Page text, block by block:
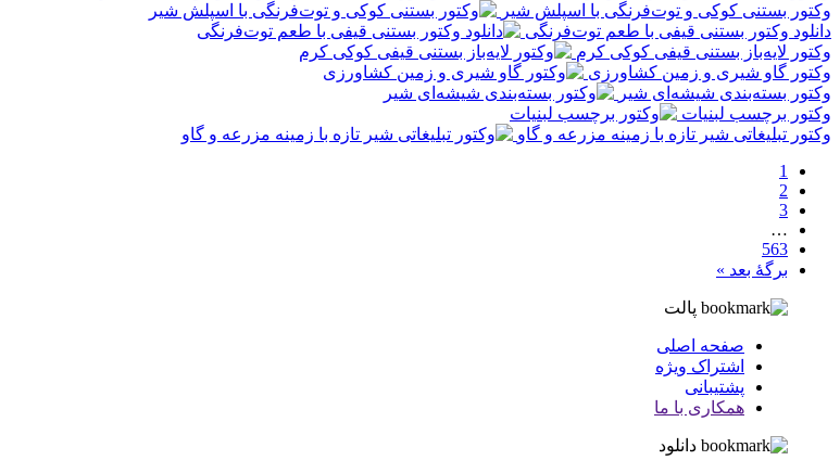
وکتور بستنی کوکی و توت‌فرنگی با اسپلش شیر
دانلود وکتور بستنی قیفی با طعم توت‌فرنگی
وکتور لایه‌باز بستنی قیفی کوکی کرم
وکتور گاو شیری و زمین کشاورزی
وکتور بسته‌بندی شیشه‌ای شیر
وکتور برچسب لبنیات
وکتور تبلیغاتی شیر تازه با زمینه مزرعه و گاو
1
2
3
…
563
برگهٔ بعد »
پالت
صفحه اصلی
اشتراک ویژه
پشتیبانی
همکاری با ما
دانلود